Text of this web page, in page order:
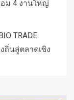
อม 4 งานใหญ่
TRADE
ถิ่นสู่ตลาดเชิง